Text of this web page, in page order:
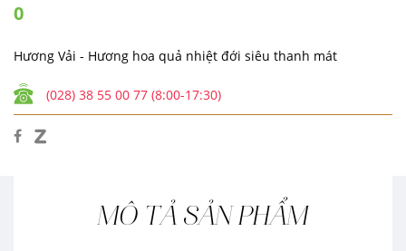
0
Hương Vải - Hương hoa quả nhiệt đới siêu thanh mát
(028) 38 55 00 77 (8:00-17:30)
MÔ TẢ SẢN PHẨM